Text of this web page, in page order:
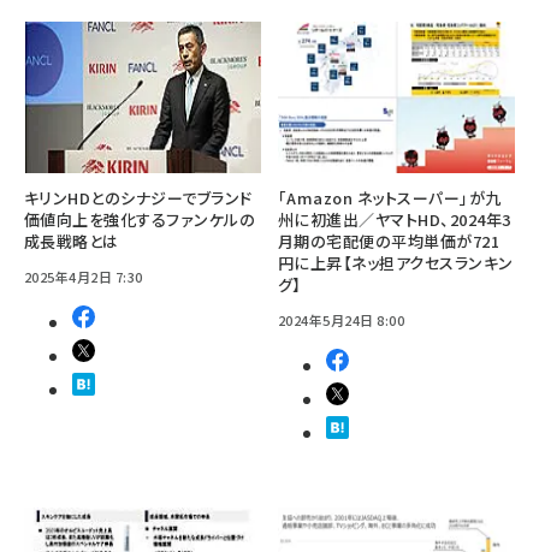
キリンHDとのシナジーでブランド
価値向上を強化するファンケルの
成長戦略とは
2025年4月2日 7:30
「Amazon ネットスーパー」が九
州に初進出／ヤマトHD、2024年3
月期の宅配便の平均単価が721
円に上昇【ネッ担アクセスランキン
グ】
2024年5月24日 8:00